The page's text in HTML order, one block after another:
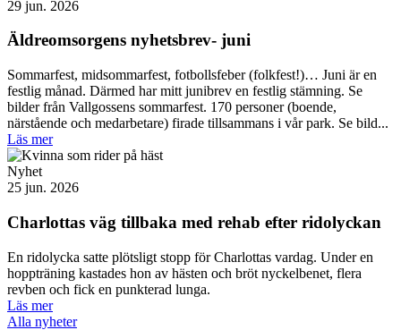
29 jun. 2026
Äldreomsorgens nyhetsbrev- juni
Sommarfest, midsommarfest, fotbollsfeber (folkfest!)… Juni är en
festlig månad. Därmed har mitt junibrev en festlig stämning. Se
bilder från Vallgossens sommarfest. 170 personer (boende,
närstående och medarbetare) firade tillsammans i vår park. Se bild...
Läs mer
Nyhet
25 jun. 2026
Charlottas väg tillbaka med rehab efter ridolyckan
En ridolycka satte plötsligt stopp för Charlottas vardag. Under en
hoppträning kastades hon av hästen och bröt nyckelbenet, flera
revben och fick en punkterad lunga.
Läs mer
Alla nyheter